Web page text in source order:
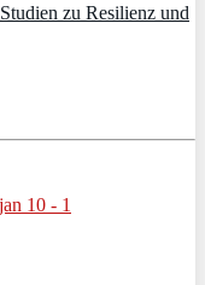
zu Resilienz und